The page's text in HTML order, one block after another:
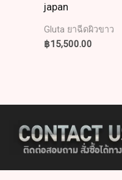
japan
Gluta ยาฉีดผิวขาว
฿15,500.00